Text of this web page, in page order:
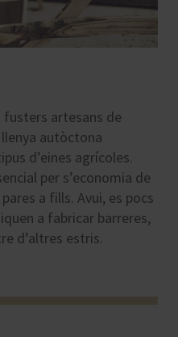
fusters artesans de
autòctona
d’eines agrícoles.
per s’economia de
a fills. Avui, es pocs
a fabricar barreres,
d’altres estris.